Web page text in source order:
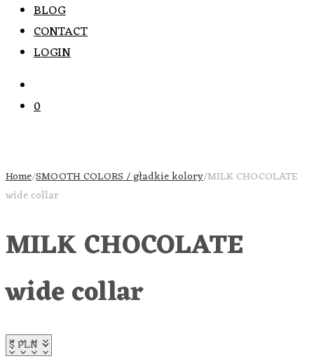
BLOG
CONTACT
LOGIN
0
Home/SMOOTH COLORS / gładkie kolory/MILK CHOCOLATE
wide collar
MILK CHOCOLATE
wide collar